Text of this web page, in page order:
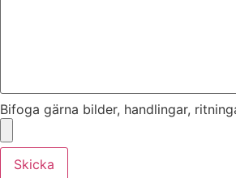
Bifoga gärna bilder, handlingar,
Skicka